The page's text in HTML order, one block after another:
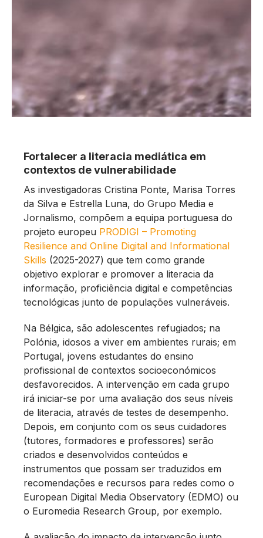
Fortalecer a literacia mediática em
contextos de vulnerabilidade
As investigadoras Cristina Ponte, Marisa Torres
da Silva e Estrella Luna, do Grupo Media e
Jornalismo, compõem a equipa portuguesa do
projeto europeu PRODIGI – Promoting
Resilience and Online Digital and Informational
Skills (2025-2027) que tem como grande
objetivo explorar e promover a literacia da
informação, proficiência digital e competências
tecnológicas junto de populações vulneráveis.
Na Bélgica, são adolescentes refugiados; na
Polónia, idosos a viver em ambientes rurais; em
Portugal, jovens estudantes do ensino
profissional de contextos socioeconómicos
desfavorecidos. A intervenção em cada grupo
irá iniciar-se por uma avaliação dos seus níveis
de literacia, através de testes de desempenho.
Depois, em conjunto com os seus cuidadores
(tutores, formadores e professores) serão
criados e desenvolvidos conteúdos e
instrumentos que possam ser traduzidos em
recomendações e recursos para redes como o
European Digital Media Observatory (EDMO) ou
o Euromedia Research Group, por exemplo.